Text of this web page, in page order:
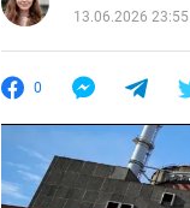
13.06.2026 23:55
0